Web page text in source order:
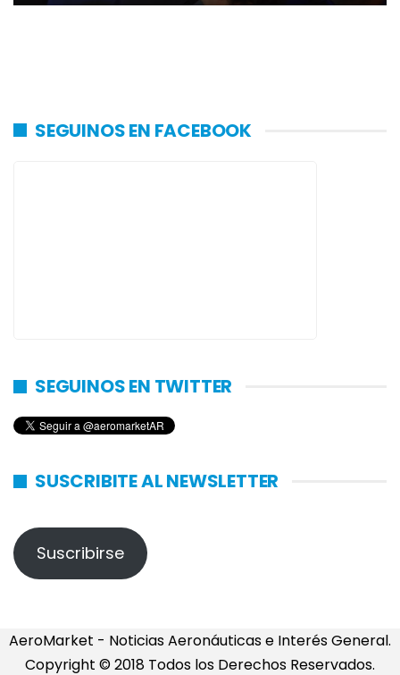
SEGUINOS EN FACEBOOK
SEGUINOS EN TWITTER
SUSCRIBITE AL NEWSLETTER
Suscribirse
AeroMarket - Noticias Aeronáuticas e Interés General.
Copyright © 2018 Todos los Derechos Reservados.